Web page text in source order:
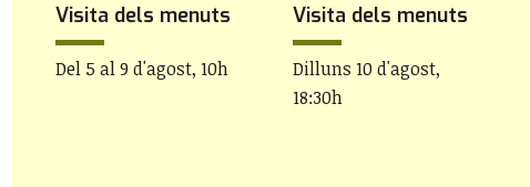
Visita dels menuts
Del 5 al 9 d'agost, 10h
Visita dels menuts
Dilluns 10 d'agost,
18:30h